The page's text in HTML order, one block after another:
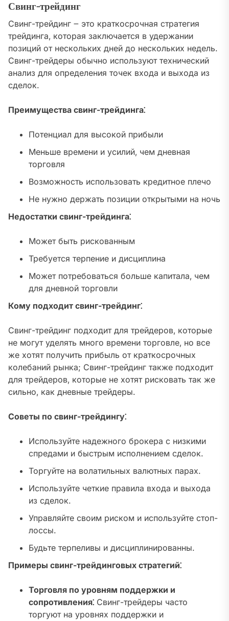
Свинг-трейдинг
Свинг-трейдинг ౼ это краткосрочная стратегия
трейдинга‚ которая заключается в удержании
позиций от нескольких дней до нескольких недель.
Свинг-трейдеры обычно используют технический
анализ для определения точек входа и выхода из
сделок.
Преимущества свинг-трейдинга⁚
Потенциал для высокой прибыли
Меньше времени и усилий‚ чем дневная
торговля
Возможность использовать кредитное плечо
Не нужно держать позиции открытыми на ночь
Недостатки свинг-трейдинга⁚
Может быть рискованным
Требуется терпение и дисциплина
Может потребоваться больше капитала‚ чем
для дневной торговли
Кому подходит свинг-трейдинг⁚
Свинг-трейдинг подходит для трейдеров‚ которые
не могут уделять много времени торговле‚ но все
же хотят получить прибыль от краткосрочных
колебаний рынка; Свинг-трейдинг также подходит
для трейдеров‚ которые не хотят рисковать так же
сильно‚ как дневные трейдеры.
Советы по свинг-трейдингу⁚
Используйте надежного брокера с низкими
спредами и быстрым исполнением сделок.
Торгуйте на волатильных валютных парах.
Используйте четкие правила входа и выхода
из сделок.
Управляйте своим риском и используйте стоп-
лоссы.
Будьте терпеливы и дисциплинированны.
Примеры свинг-трейдинговых стратегий⁚
Торговля по уровням поддержки и
сопротивления⁚ Свинг-трейдеры часто
торгуют на уровнях поддержки и